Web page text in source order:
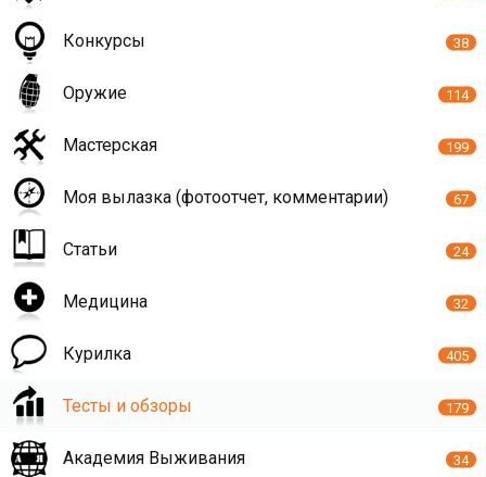
Конкурсы 38
Оружие 114
Мастерская 199
Моя вылазка (фотоотчет, комментарии) 67
Статьи 24
Медицина 32
Курилка 405
Тесты и обзоры 179
Академия Выживания 34